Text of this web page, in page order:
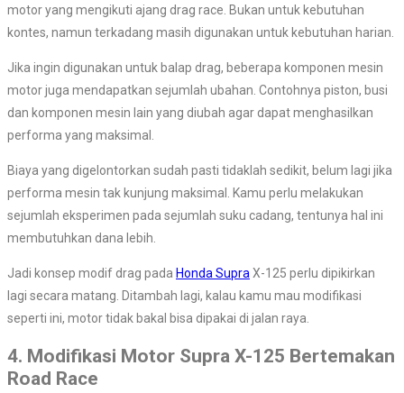
motor yang mengikuti ajang drag race. Bukan untuk kebutuhan
kontes, namun terkadang masih digunakan untuk kebutuhan harian.
Jika ingin digunakan untuk balap drag, beberapa komponen mesin
motor juga mendapatkan sejumlah ubahan. Contohnya piston, busi
dan komponen mesin lain yang diubah agar dapat menghasilkan
performa yang maksimal.
Biaya yang digelontorkan sudah pasti tidaklah sedikit, belum lagi jika
performa mesin tak kunjung maksimal. Kamu perlu melakukan
sejumlah eksperimen pada sejumlah suku cadang, tentunya hal ini
membutuhkan dana lebih.
Jadi konsep modif drag pada Honda Supra X-125 perlu dipikirkan
lagi secara matang. Ditambah lagi, kalau kamu mau modifikasi
seperti ini, motor tidak bakal bisa dipakai di jalan raya.
4. Modifikasi Motor Supra X-125 Bertemakan
Road Race